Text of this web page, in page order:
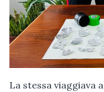
La stessa viaggiava